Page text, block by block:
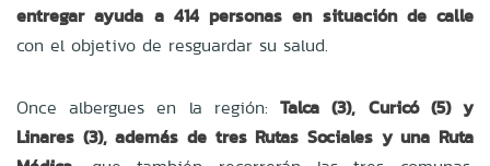
entregar ayuda a 414 personas en situación de calle
con el objetivo de resguardar su salud.
Once albergues en la región:Talca (3), Curicó (5) y
Linares (3), además de tres Rutas Sociales y una Ruta